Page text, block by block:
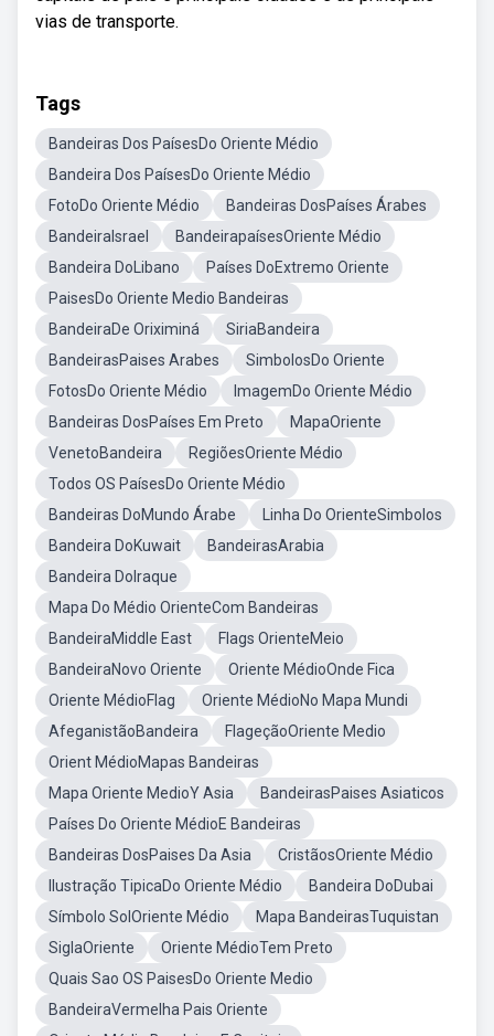
vias de transporte.
Tags
Bandeiras Dos PaísesDo Oriente Médio
Bandeira Dos PaísesDo Oriente Médio
FotoDo Oriente Médio
Bandeiras DosPaíses Árabes
BandeiraIsrael
BandeirapaísesOriente Médio
Bandeira DoLibano
Países DoExtremo Oriente
PaisesDo Oriente Medio Bandeiras
BandeiraDe Oriximiná
SiriaBandeira
BandeirasPaises Arabes
SimbolosDo Oriente
FotosDo Oriente Médio
ImagemDo Oriente Médio
Bandeiras DosPaíses Em Preto
MapaOriente
VenetoBandeira
RegiõesOriente Médio
Todos OS PaísesDo Oriente Médio
Bandeiras DoMundo Árabe
Linha Do OrienteSimbolos
Bandeira DoKuwait
BandeirasArabia
Bandeira DoIraque
Mapa Do Médio OrienteCom Bandeiras
BandeiraMiddle East
Flags OrienteMeio
BandeiraNovo Oriente
Oriente MédioOnde Fica
Oriente MédioFlag
Oriente MédioNo Mapa Mundi
AfeganistãoBandeira
FlageçãoOriente Medio
Orient MédioMapas Bandeiras
Mapa Oriente MedioY Asia
BandeirasPaises Asiaticos
Países Do Oriente MédioE Bandeiras
Bandeiras DosPaises Da Asia
CristãosOriente Médio
Ilustração TipicaDo Oriente Médio
Bandeira DoDubai
Símbolo SolOriente Médio
Mapa BandeirasTuquistan
SiglaOriente
Oriente MédioTem Preto
Quais Sao OS PaisesDo Oriente Medio
BandeiraVermelha Pais Oriente